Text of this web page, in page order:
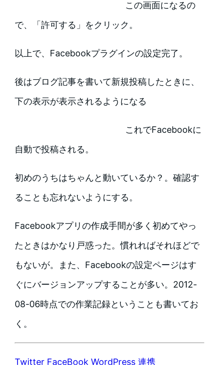
この画面になるの
で、「許可する」をクリック。
以上で、Facebookプラグインの設定完了。
後はブログ記事を書いて新規投稿したときに、
下の表示が表示されるようになる
これでFacebookに
自動で投稿される。
初めのうちはちゃんと動いているか？。確認す
ることも忘れないようにする。
Facebookアプリの作成手間が多く初めてやっ
たときはかなり戸惑った。慣れればそれほどで
もないが。また、Facebookの設定ページはす
ぐにバージョンアップすることが多い。2012-
08-06時点での作業記録ということも書いてお
く。
Twitter FaceBook WordPress 連携